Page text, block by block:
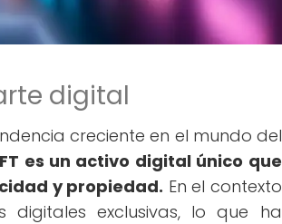
digital
creciente en el mundo del
es un activo digital único que
y propiedad. En el contexto
exclusivas, lo que ha